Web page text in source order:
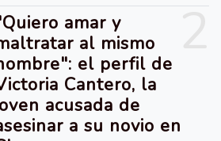
amar y
al mismo
el perfil de
Cantero, la
acusada de
a su novio en